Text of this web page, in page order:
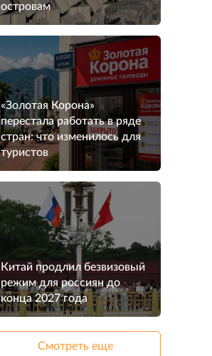
островам
«Золотая Корона»
перестала работать в ряде
стран: что изменилось для
туристов
Китай продлил безвизовый
режим для россиян до
конца 2027 года
Смотреть еще